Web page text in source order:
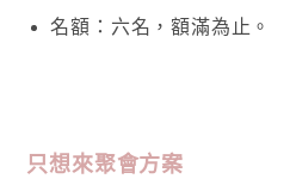
名額：六名，額滿為止。
只想來聚會方案